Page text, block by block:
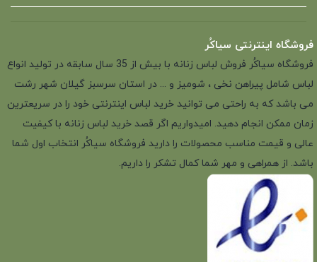
فروشگاه اینترنتی سیاکُر
فروشگاه سیاکُر فروش لباس زنانه با بیش از 35 سال سابقه در تولید انواع
لباس شامل پیراهن نخی ، شومیز و ... در استان سرسبز گیلان شهر رشت
می باشد که به راحتی می توانید خرید لباس اینترنتی خود را در سریعترین
زمان ممکن انجام دهید. امیدواریم اگر قصد خرید لباس زنانه با کیفیت
عالی و قیمت مناسب محصولات را دارید فروشگاه سیاکُر انتخاب اول شما
باشد. از همراهی و مهر شما کمال تشکر را داریم.